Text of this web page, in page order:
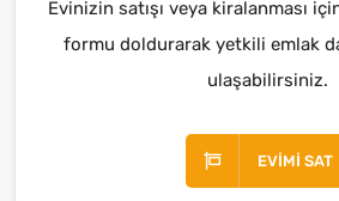
Evinizin satışı veya kiralanması
formu doldurarak yetkili emlak
ulaşabilirsiniz.
EVIMI SAT